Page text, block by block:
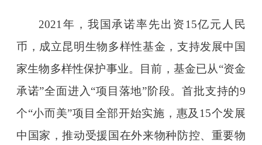
2021年，我国承诺率先出资15亿元人民
币，成立昆明生物多样性基金，支持发展中国
家生物多样性保护事业。目前，基金已从“资金
承诺”全面进入“项目落地”阶段。首批支持的9
个“小而美”项目全部开始实施，惠及15个发展
中国家，推动受援国在外来物种防控、重要物